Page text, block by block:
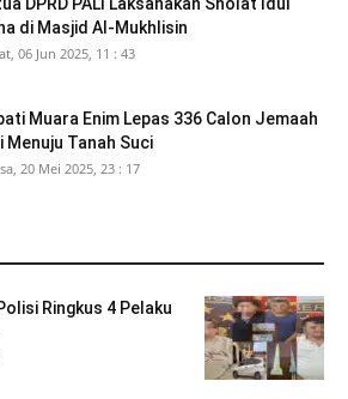
di Masjid Al-Mukhlisin
06 Jun 2025, 11 : 43
Muara Enim Lepas 336 Calon Jemaah
Menuju Tanah Suci
20 Mei 2025, 23 : 17
Ringkus 4 Pelaku